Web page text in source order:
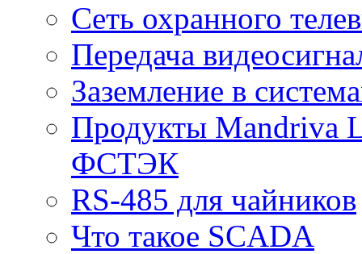
Cеть охранного
Передача
Заземление в
Продукты Mandriva
ФСТЭК
RS-485 для чайников
Что такое SCADA